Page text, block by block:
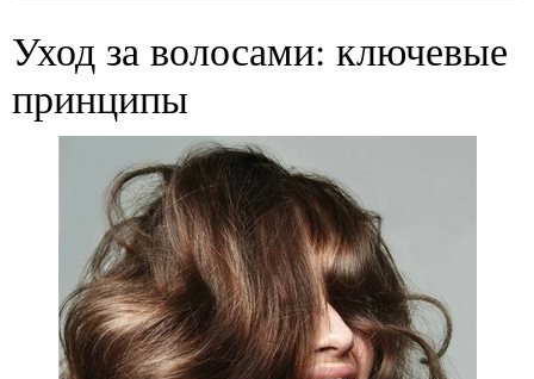
Уход за волосами: ключевые
принципы